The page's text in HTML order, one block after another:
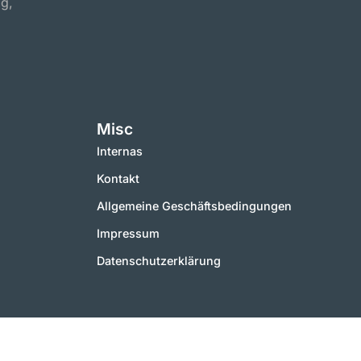
Misc
Internas
Kontakt
Allgemeine Geschäftsbedingungen
Impressum
Datenschutzerklärung